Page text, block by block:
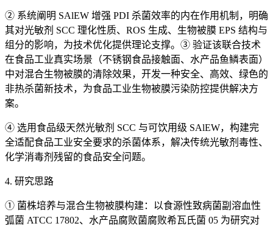
② 系统阐明 SAlEW 增强 PDI 杀菌效率的内在作用机制，明确
其对光敏剂 SCC 理化性质、ROS 生成、生物被膜 EPS 结构与
组分的影响，为技术优化提供理论支撑。③ 验证该联合技术
在食品工业真实场景（不锈钢食品接触面、水产品鱼鳞表面）
中对混合生物被膜的清除效果，开发一种安全、高效、绿色的
非热杀菌新技术，为食品工业生物被膜污染防控提供解决方
案。
④ 选用食品级天然光敏剂 SCC 与可饮用级 SAlEW，构建完
全适配食品工业安全要求的杀菌体系，解决传统光敏剂毒性、
化学消毒剂残留的食品安全问题。
4. 研究思路
① 菌株培养与混合生物被膜构建：以食源性致病菌副溶血性
弧菌 ATCC 17802、水产品腐败菌腐败希瓦氏菌 05 为研究对